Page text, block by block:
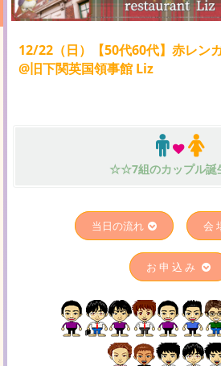
12/22（日）【50代60代】赤レン
@旧下関英国領事館 Liz
☆☆7組のカップル
当日の流れ 会
お申込み